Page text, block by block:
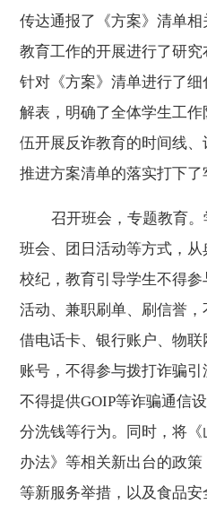
传达通报了《方案》清单
教育工作的开展进行了研
针对《方案》清单进行了
解表，明确了全体学生工
伍开展反诈教育的时间线
推进方案清单的落实打下了
召开班会，专题教育
班会、团日活动等方式，
校纪，教育引导学生不得
活动、兼职刷单、刷信誉
借电话卡、银行账户、物
账号，不得参与拨打诈骗引
不得提供GOIP等诈骗通信
分洗钱等行为。同时，将
办法》等相关新出台的政
等新服务举措，以及食品